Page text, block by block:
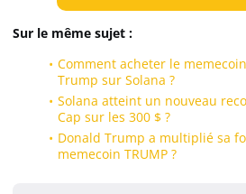
Sur le même sujet :
Comment acheter le
Trump sur Solana ?
Solana atteint un nouveau
Cap sur les 300 $ ?
Donald Trump a multiplié sa
memecoin TRUMP ?